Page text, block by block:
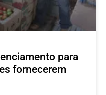
para
fornecerem